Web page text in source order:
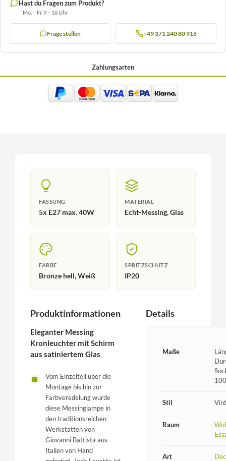
Hast du Fragen zum Produkt?
Mo. – Fr. 9 – 16 Uhr
Frage stellen +49 371 240 80 916
Zahlungsarten
FASSUNG
5x E27 max. 40W
MATERIAL
Echt-Messing, Glas
FARBE
Bronze hell, Weiß
SPRITZSCHUTZ
IP20
Produktinformationen
Eleganter Messing
Kronleuchter mit Schirm
aus satiniertem Glas
Vom Einzelteil über die
Montage bis hin zur
Farbveredelung wurde
diese Messinglampe in
den traditionsreichen
Werkstätten von
Giovanni Battista aus
Italien von Hand
Details
Maße
Stil
Raum
Art